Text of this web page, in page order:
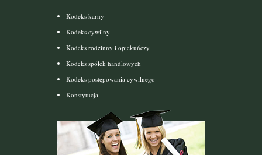
Kodeks karny
Kodeks cywilny
Kodeks rodzinny i opiekuńczy
Kodeks spółek handlowych
Kodeks postępowania cywilnego
Konstytucja